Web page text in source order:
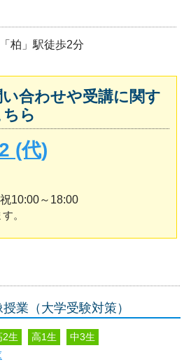
柏」駅徒歩2分
合わせや受講に関す
ら
(代)
10:00～18:00
。
業（大学受験対策）
2生 高1生 中3生